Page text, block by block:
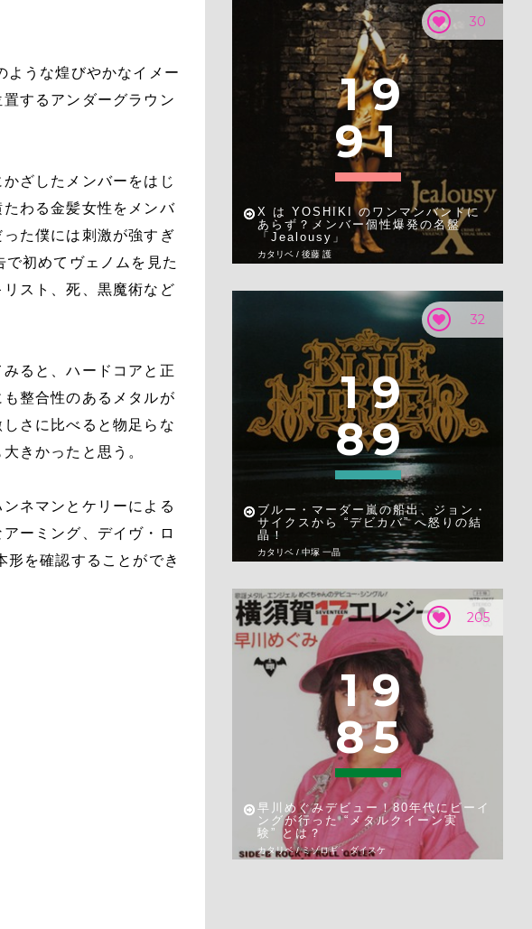
ような煌びやかなイメー
するアンダーグラウン
ざしたメンバーをはじ
わる金髪女性をメンバ
た僕には刺激が強すぎ
初めてヴェノムを見た
スト、死、黒魔術など
ると、ハードコアと正
整合性のあるメタルが
さに比べると物足らな
きかったと思う。
ネマンとケリーによる
ーミング、デイヴ・ロ
を確認することができ
30
1 9
9 1
X は YOSHIKI のワンマンバンドに
あらず？メンバー個性爆発の名盤
「Jealousy」
カタリベ / 後藤 護
32
1 9
89
ブルー・マーダー嵐の船出、ジョン・
サイクスから “デビカバ” へ怒りの結
晶！
カタリベ / 中塚 一晶
205
1 9
85
早川めぐみデビュー！80年代にビーイ
ングが行った “メタルクイーン実
験” とは？
カタリベ / ミゾロギ・ ダイスケ